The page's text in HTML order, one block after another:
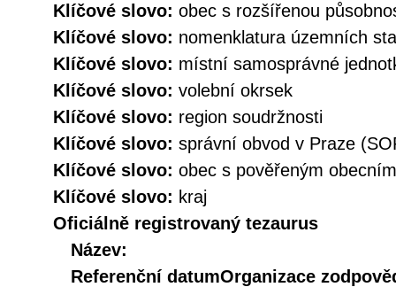
Klíčové slovo: obec s rozšířenou
Klíčové slovo: nomenklatura územních
Klíčové slovo: místní samosprávné
Klíčové slovo: volební okrsek
Klíčové slovo: region soudržnosti
Klíčové slovo: správní obvod v Praze
Klíčové slovo: obec s pověřeným
Klíčové slovo: kraj
Oficiálně registrovaný tezaurus
Název:
Referenční datumOrganizace